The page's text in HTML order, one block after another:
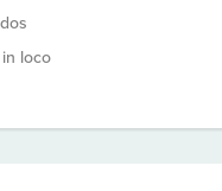
loco